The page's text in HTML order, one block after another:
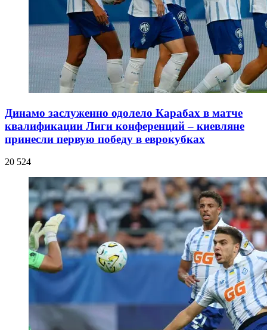
Динамо заслуженно одолело Карабах в матче
квалификации Лиги конференций – киевляне
принесли первую победу в еврокубках
20 524